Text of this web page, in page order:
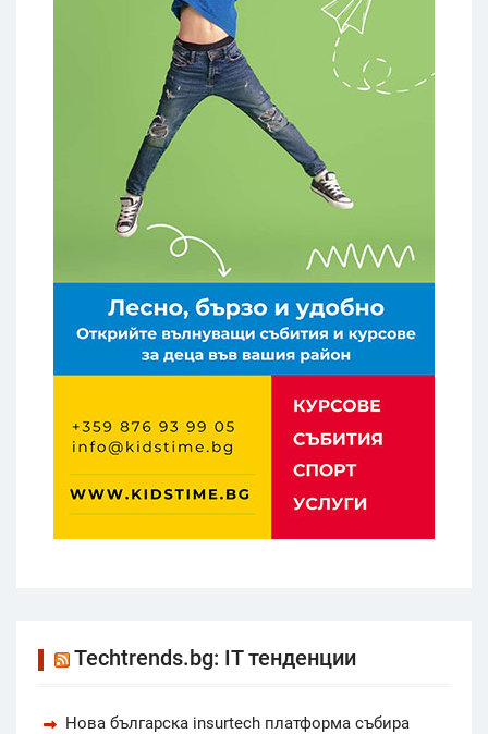
Techtrends.bg: IT тенденции
Нова българска insurtech платформа събира